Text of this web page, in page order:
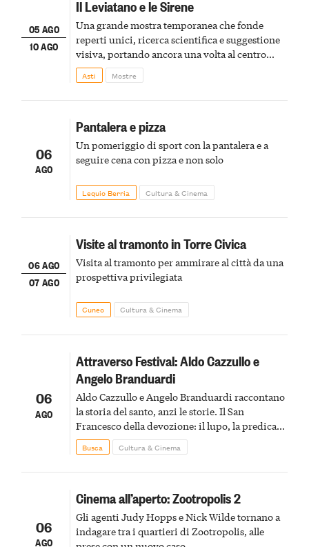
05 AGO
10 AGO
Il Leviatano e le Sirene
Una grande mostra temporanea che fonde
reperti unici, ricerca scientifica e suggestione
visiva, portando ancora una volta al centro
della scena le meraviglie del passato astigiano
Asti Mostre
06
AGO
Pantalera e pizza
Un pomeriggio di sport con la pantalera e a
seguire cena con pizza e non solo
Lequio Berria Cultura & Cinema
06 AGO
07 AGO
Visite al tramonto in Torre Civica
Visita al tramonto per ammirare al città da una
prospettiva privilegiata
Cuneo Cultura & Cinema
06
AGO
Attraverso Festival: Aldo Cazzullo e
Angelo Branduardi
Aldo Cazzullo e Angelo Branduardi raccontano
la storia del santo, anzi le storie. Il San
Francesco della devozione: il lupo, la predica
agli uccelli, le stimmate
Busca Cultura & Cinema
06
AGO
Cinema all’aperto: Zootropolis 2
Gli agenti Judy Hopps e Nick Wilde tornano a
indagare tra i quartieri di Zootropolis, alle